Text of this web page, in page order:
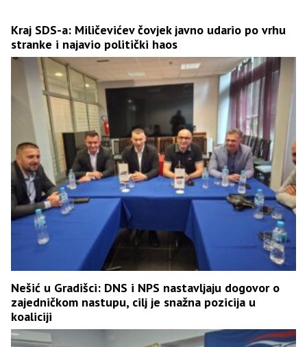
Kraj SDS-a: Miličevićev čovjek javno udario po vrhu
stranke i najavio politički haos
Nešić u Gradišci: DNS i NPS nastavljaju dogovor o
zajedničkom nastupu, cilj je snažna pozicija u
koaliciji